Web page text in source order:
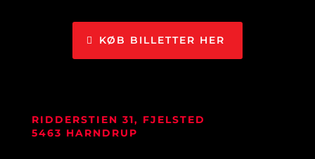
KØB BILLETTER HER
RIDDERSTIEN 31, FJELSTED
5463 HARNDRUP